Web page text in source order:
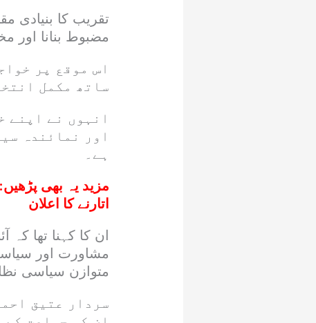
تقریب کا بنیادی
مضبوط بنانا اور
اس موقع پر
ساتھ مکمل
انہوں نے اپنے
اور نمائندہ
ہے۔
مزید یہ بھی پڑھیں:
اتارنے کا اعلان
ان کا کہنا تھا
مشاورت اور
متوازن سیاسی
سردار عتیق